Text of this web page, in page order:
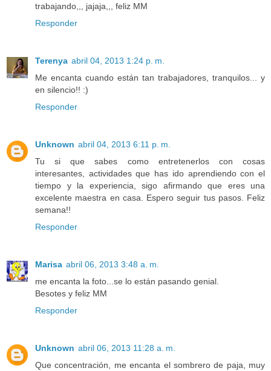
trabajando,,, jajaja,,, feliz MM
Responder
Terenya abril 04, 2013 1:24 p. m.
Me encanta cuando están tan trabajadores, tranquilos... y
en silencio!! :)
Responder
Unknown abril 04, 2013 6:11 p. m.
Tu si que sabes como entretenerlos con cosas
interesantes, actividades que has ido aprendiendo con el
tiempo y la experiencia, sigo afirmando que eres una
excelente maestra en casa. Espero seguir tus pasos. Feliz
semana!!
Responder
Marisa abril 06, 2013 3:48 a. m.
me encanta la foto...se lo están pasando genial.
Besotes y feliz MM
Responder
Unknown abril 06, 2013 11:28 a. m.
Que concentración, me encanta el sombrero de paja, muy